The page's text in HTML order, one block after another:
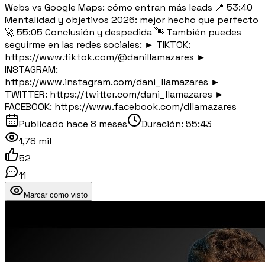
Webs vs Google Maps: cómo entran más leads 📍 53:40
Mentalidad y objetivos 2026: mejor hecho que perfecto
🚀 55:05 Conclusión y despedida 👋 También puedes
seguirme en las redes sociales: ► TIKTOK:
https://www.tiktok.com/@danillamazares ►
INSTAGRAM:
https://www.instagram.com/dani_llamazares ►
TWITTER: https://twitter.com/dani_llamazares ►
FACEBOOK: https://www.facebook.com/dllamazares
Publicado hace 8 meses Duración: 55:43
1,78 mil
52
11
Marcar como visto